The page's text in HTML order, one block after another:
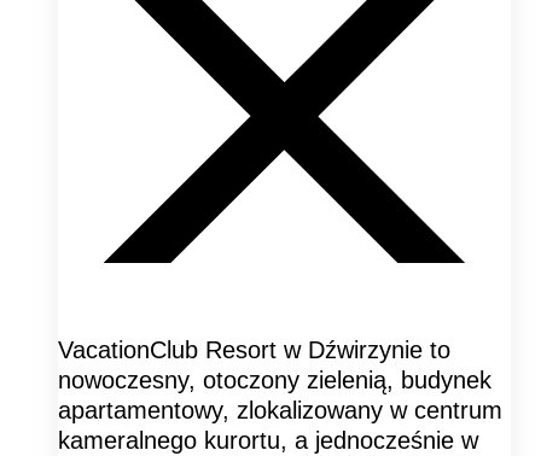
VacationClub Resort w Dźwirzynie to
nowoczesny, otoczony zielenią, budynek
apartamentowy, zlokalizowany w centrum
kameralnego kurortu, a jednocześnie w